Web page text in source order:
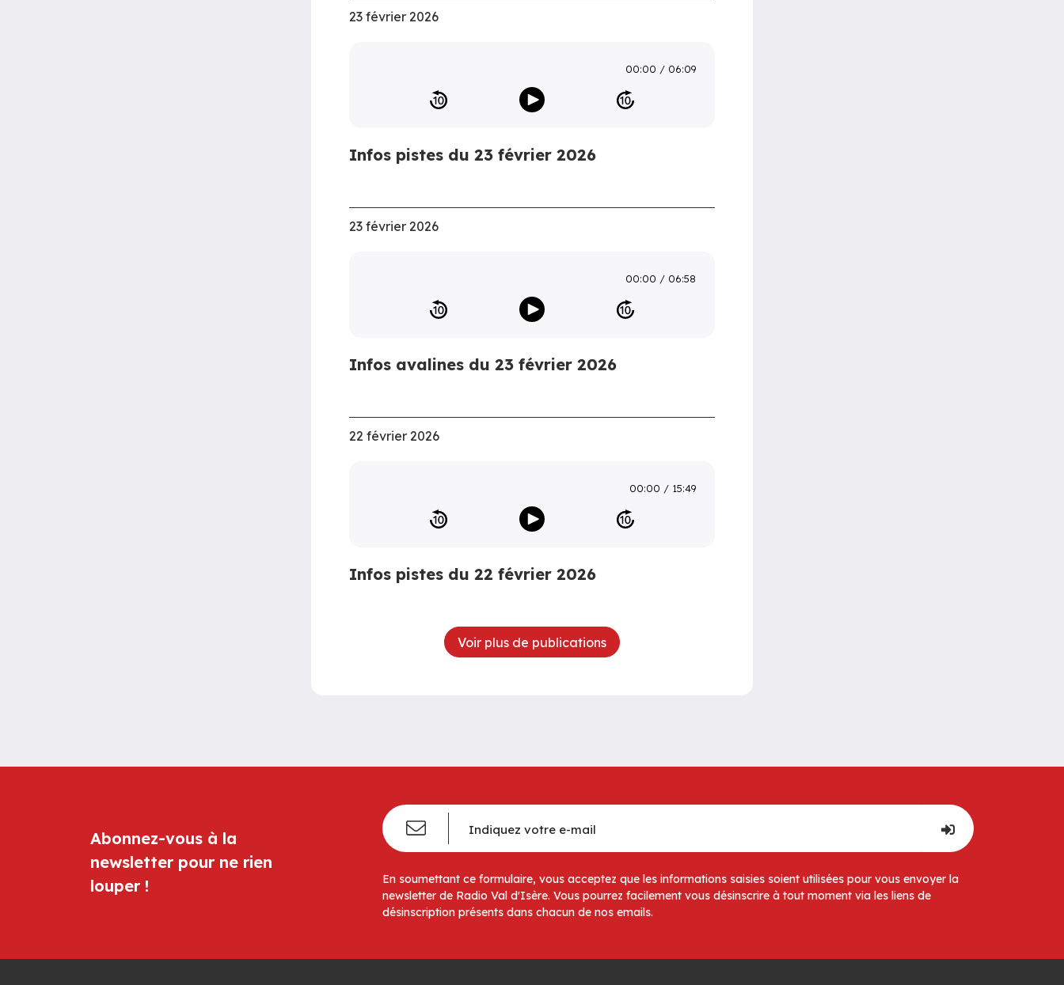
23 février 2026
00:00 06:09
Infos pistes du 23 février 2026
23 février 2026
00:00 06:58
Infos avalines du 23 février 2026
22 février 2026
00:00 15:49
Infos pistes du 22 février 2026
Voir plus de publications
Abonnez-vous à la
newsletter pour ne rien
louper !
En soumettant ce formulaire, vous acceptez que les informations saisies soient utilisées pour vous envoyer la
newsletter de Radio Val d'Isère. Vous pourrez facilement vous désinscrire à tout moment via les liens de
désinscription présents dans chacun de nos emails.